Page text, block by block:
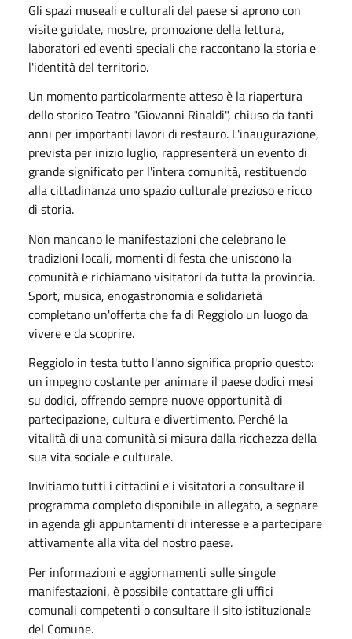
Gli spazi museali e culturali del paese si aprono con
visite guidate, mostre, promozione della lettura,
laboratori ed eventi speciali che raccontano la storia e
l'identità del territorio.
Un momento particolarmente atteso è la riapertura
dello storico Teatro "Giovanni Rinaldi", chiuso da tanti
anni per importanti lavori di restauro. L'inaugurazione,
prevista per inizio luglio, rappresenterà un evento di
grande significato per l'intera comunità, restituendo
alla cittadinanza uno spazio culturale prezioso e ricco
di storia.
Non mancano le manifestazioni che celebrano le
tradizioni locali, momenti di festa che uniscono la
comunità e richiamano visitatori da tutta la provincia.
Sport, musica, enogastronomia e solidarietà
completano un'offerta che fa di Reggiolo un luogo da
vivere e da scoprire.
Reggiolo in testa tutto l'anno significa proprio questo:
un impegno costante per animare il paese dodici mesi
su dodici, offrendo sempre nuove opportunità di
partecipazione, cultura e divertimento. Perché la
vitalità di una comunità si misura dalla ricchezza della
sua vita sociale e culturale.
Invitiamo tutti i cittadini e i visitatori a consultare il
programma completo disponibile in allegato, a segnare
in agenda gli appuntamenti di interesse e a partecipare
attivamente alla vita del nostro paese.
Per informazioni e aggiornamenti sulle singole
manifestazioni, è possibile contattare gli uffici
comunali competenti o consultare il sito istituzionale
del Comune.